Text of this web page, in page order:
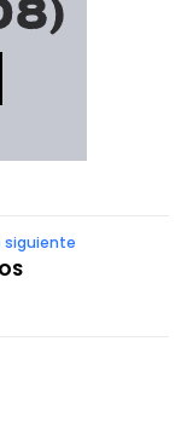
siguiente